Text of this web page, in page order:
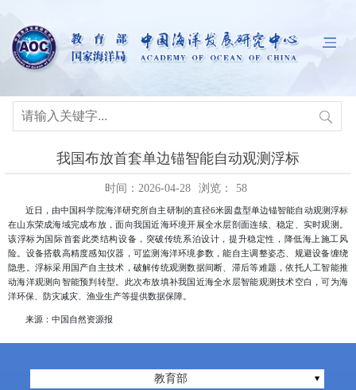
我国布放首套单边锚智能自动观测浮标
时间：2026-04-28 浏览： 58
近日 ，由中国科学院海洋研究所自主研制的直径6米圆盘型单边锚智能自动观测浮标
在山东荣成海域完成布放，面向我国近海环境开展全水层剖面连续、稳定、实时观测。
该浮标为国际首套此类结构设备，突破传统系泊设计，提升稳定性，降低海上施工风
险。设备搭载高精度感知仪器，可监测海洋环境参数，能自主调整姿态、规避设备缠绕
隐患。浮标采用国产自主技术，破解传统观测数据间断、滞后等难题，依托人工智能推
动海洋观测向智能预判转型。此次布放填补我国近海全水层智能观测技术空白，可为海
洋环保、防灾减灾、渔业生产等提供数据保障。
来源：中国自然资源报
教育部